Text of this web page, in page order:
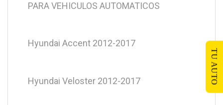
PARA VEHICULOS AUTOMATICOS
Hyundai Accent 2012-2017
Hyundai Veloster 2012-2017 TU AUTO